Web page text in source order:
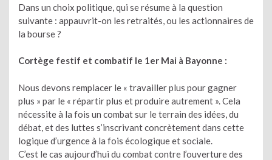
Dans un choix politique, qui se résume à la question
suivante : appauvrit-on les retraités, ou les actionnaires de
la bourse ?
Cortège festif et combatif le 1er Mai à Bayonne :
Nous devons remplacer le « travailler plus pour gagner
plus » par le « répartir plus et produire autrement ». Cela
nécessite à la fois un combat sur le terrain des idées, du
débat, et des luttes s’inscrivant concrètement dans cette
logique d’urgence à la fois écologique et sociale.
C’est le cas aujourd’hui du combat contre l’ouverture des